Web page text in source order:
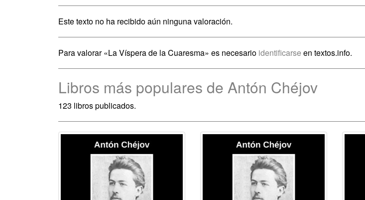
Este texto no ha recibido aún ninguna valoración.
Para valorar «La Víspera de la Cuaresma» es necesario identificarse en textos.info.
Libros más populares de Antón Chéjov
123 libros publicados.